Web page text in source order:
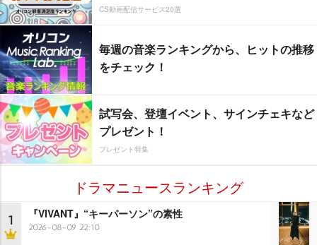
CS動画配信サービス20選
毎週の音楽ランキングから、ヒットの推移
をチェック！
試写会、登壇イベント、サインチェキなど
プレゼント！
プレゼント特集
ドラマニュースランキング
1 『VIVANT』“キーパーソン”の素性
2026-08-09 22:10